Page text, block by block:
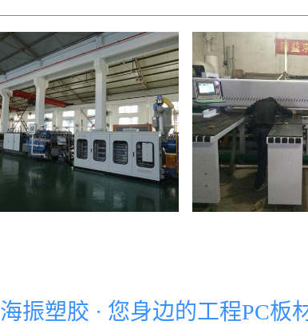
pc板厂家
海振塑胶 · 您身边的工程PC板